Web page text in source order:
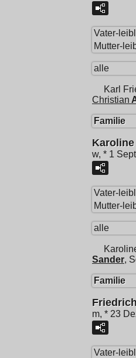
Vater-
Mutter-
alle
Karl
Christian
Familie
w, * 1
Vater-
Mutter-
alle
Sander,
Familie
m, * 23
Vater-